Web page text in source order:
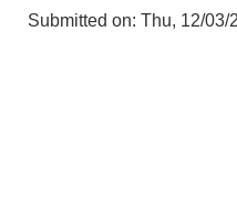
Submitted on: Thu, 12/03/